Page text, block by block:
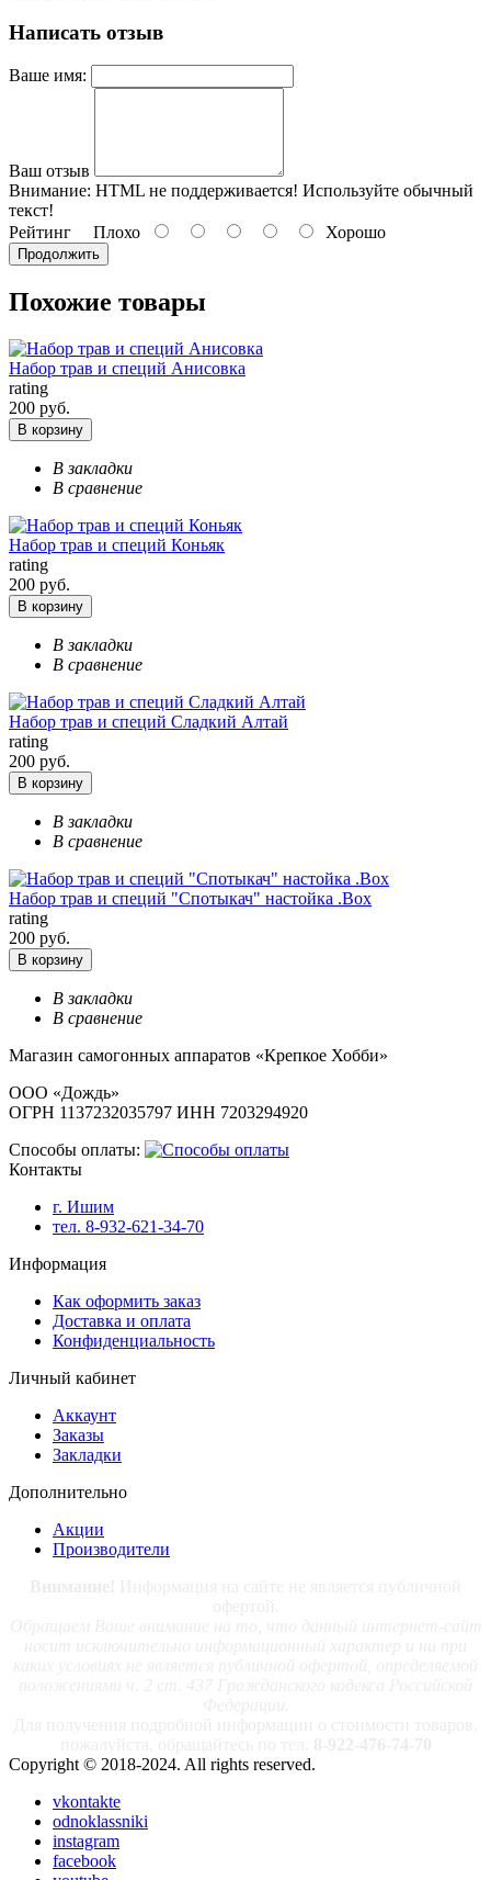
Написать отзыв
Ваше имя:
Ваш отзыв
Внимание: HTML не поддерживается! Используйте обычный
текст!
Рейтинг Плохо Хорошо
Продолжить
Похожие товары
Набор трав и специй Анисовка
rating
200 руб.
В корзину
В закладки
В сравнение
Набор трав и специй Коньяк
rating
200 руб.
В корзину
В закладки
В сравнение
Набор трав и специй Сладкий Алтай
rating
200 руб.
В корзину
В закладки
В сравнение
Набор трав и специй "Спотыкач" настойка .Box
rating
200 руб.
В корзину
В закладки
В сравнение
Магазин самогонных аппаратов «Крепкое Хобби»
ООО «Дождь»
ОГРН 1137232035797 ИНН 7203294920
Способы оплаты:
Контакты
г. Ишим
тел. 8-932-621-34-70
Информация
Как оформить заказ
Доставка и оплата
Конфиденциальность
Личный кабинет
Аккаунт
Заказы
Закладки
Дополнительно
Акции
Производители
Copyright © 2018-2024. All rights reserved.
vkontakte
odnoklassniki
instagram
facebook